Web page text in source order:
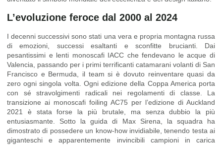
L’evoluzione feroce dal 2000 al 2024
I decenni successivi sono stati una vera e propria montagna russa
di emozioni, successi esaltanti e sconfitte brucianti. Dai
pesantissimi e lenti monoscafi IACC che fendevano le acque di
Valencia, passando per i primi terrificanti catamarani volanti di San
Francisco e Bermuda, il team si è dovuto reinventare quasi da
zero ogni singola volta. Ogni edizione della Coppa America porta
con sé stravolgimenti radicali nei regolamenti di classe. La
transizione ai monoscafi foiling AC75 per l’edizione di Auckland
2021 è stata forse la più brutale, ma senza dubbio la più
entusiasmante. Sotto la guida di Max Sirena, la squadra ha
dimostrato di possedere un know-how invidiabile, tenendo testa ai
giganteschi e apparentemente invincibili campioni in carica